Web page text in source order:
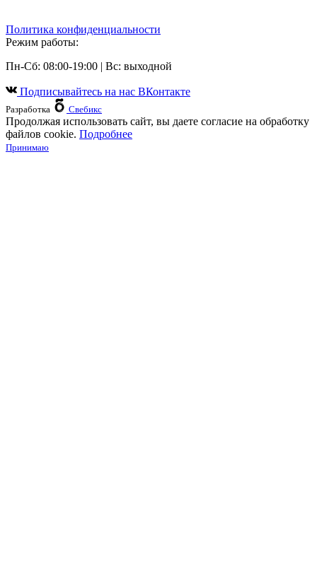
Политика конфиденциальности
Режим работы:
Пн-Сб: 08:00-19:00 | Вс: выходной
Подписывайтесь на наc ВКонтакте
Разработка Свебикс
Продолжая использовать сайт, вы даете согласие на обработку
файлов cookie. Подробнее
Принимаю